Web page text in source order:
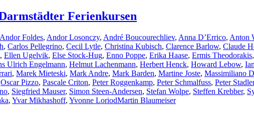
Ferienkursen
Andor Foldes, Andor Losonczy, André Boucourechliev, Anna D’Errico, Anton
, Carlos Pellegrino, Cecil Lytle, Christina Kubisch, Clarence Barlow, Claude
, Ellen Ugelvik, Else Stock-Hug, Enno Poppe, Erika Haase, Ermis Theodorakis,
Ulrich Engelmann, Helmut Lachenmann, Herbert Henck, Howard Lebow,
, Marek Mieteski, Mark Andre, Mark Barden, Martine Joste, Massimiliano
Oscar Pizzo, Pascale Criton, Peter Roggenkamp, Peter Schmalfuss, Peter
, Siegfried Mauser, Simon Steen-Andersen, Stefan Wolpe, Steffen Krebber,
, Yvar Mikhashoff, Yvonne LoriodMartin Blaumeiser